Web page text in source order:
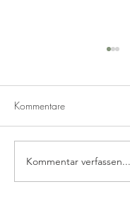
Kommentare
Kommentar verfassen...